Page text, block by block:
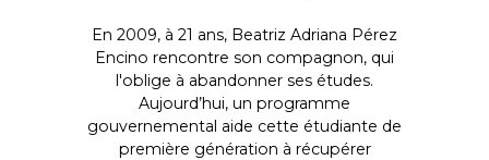
Quand l’Argentine ne suivait pas le nombre des
féminicides, cette femme l’a fait
En 2009, à 21 ans, Beatriz Adriana Pérez
Encino rencontre son compagnon, qui
l'oblige à abandonner ses études.
Aujourd’hui, un programme
gouvernemental aide cette étudiante de
première génération à récupérer